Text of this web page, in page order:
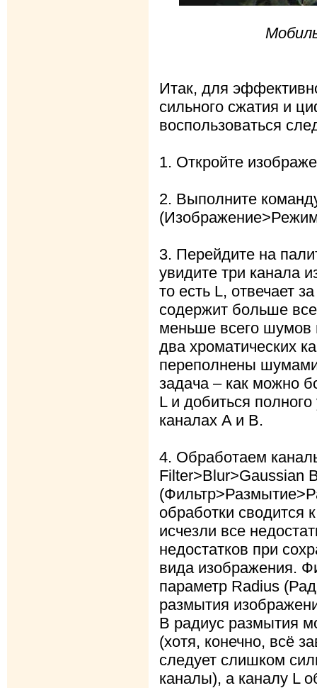
Итак, для
сильного сжатия и
воспользоваться
1. Откройте
2. Выполните
3. Перейдите на
увидите три канала
то есть L, отвечает
содержит больше
меньше всего шумов
два хроматических
переполнены
задача – как можно
L и добиться
каналах A и B.
4. Обработаем
Filter>Blur>Gaussian
обработки сводится
исчезли все
недостатков при
вида изображения.
параметр Radius
размытия
B радиус размытия
(хотя, конечно, всё
следует слишком
каналы), а каналу L